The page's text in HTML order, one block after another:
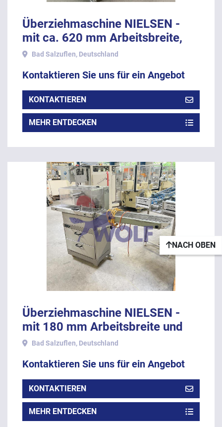
Überziehmaschine NIELSEN -
mit ca. 620 mm Arbeitsbreite,
ohne Temperierung.
Bad Salzuflen, Deutschland
Kontaktieren Sie uns für ein Angebot
KONTAKTIEREN
MEHR ENTDECKEN
Überziehmaschine NIELSEN -
mit 180 mm Arbeitsbreite und
Masserad.
Bad Salzuflen, Deutschland
Kontaktieren Sie uns für ein Angebot
KONTAKTIEREN
MEHR ENTDECKEN
NACH OBEN